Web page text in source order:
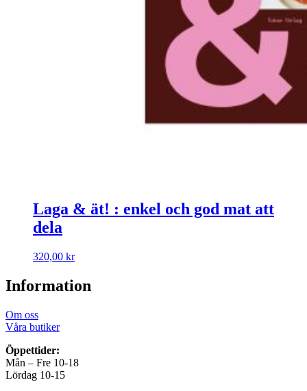
Laga & ät! : enkel och god mat att
dela
320,00 kr
Information
Om oss
Våra butiker
Öppettider:
Mån – Fre 10-18
Lördag 10-15